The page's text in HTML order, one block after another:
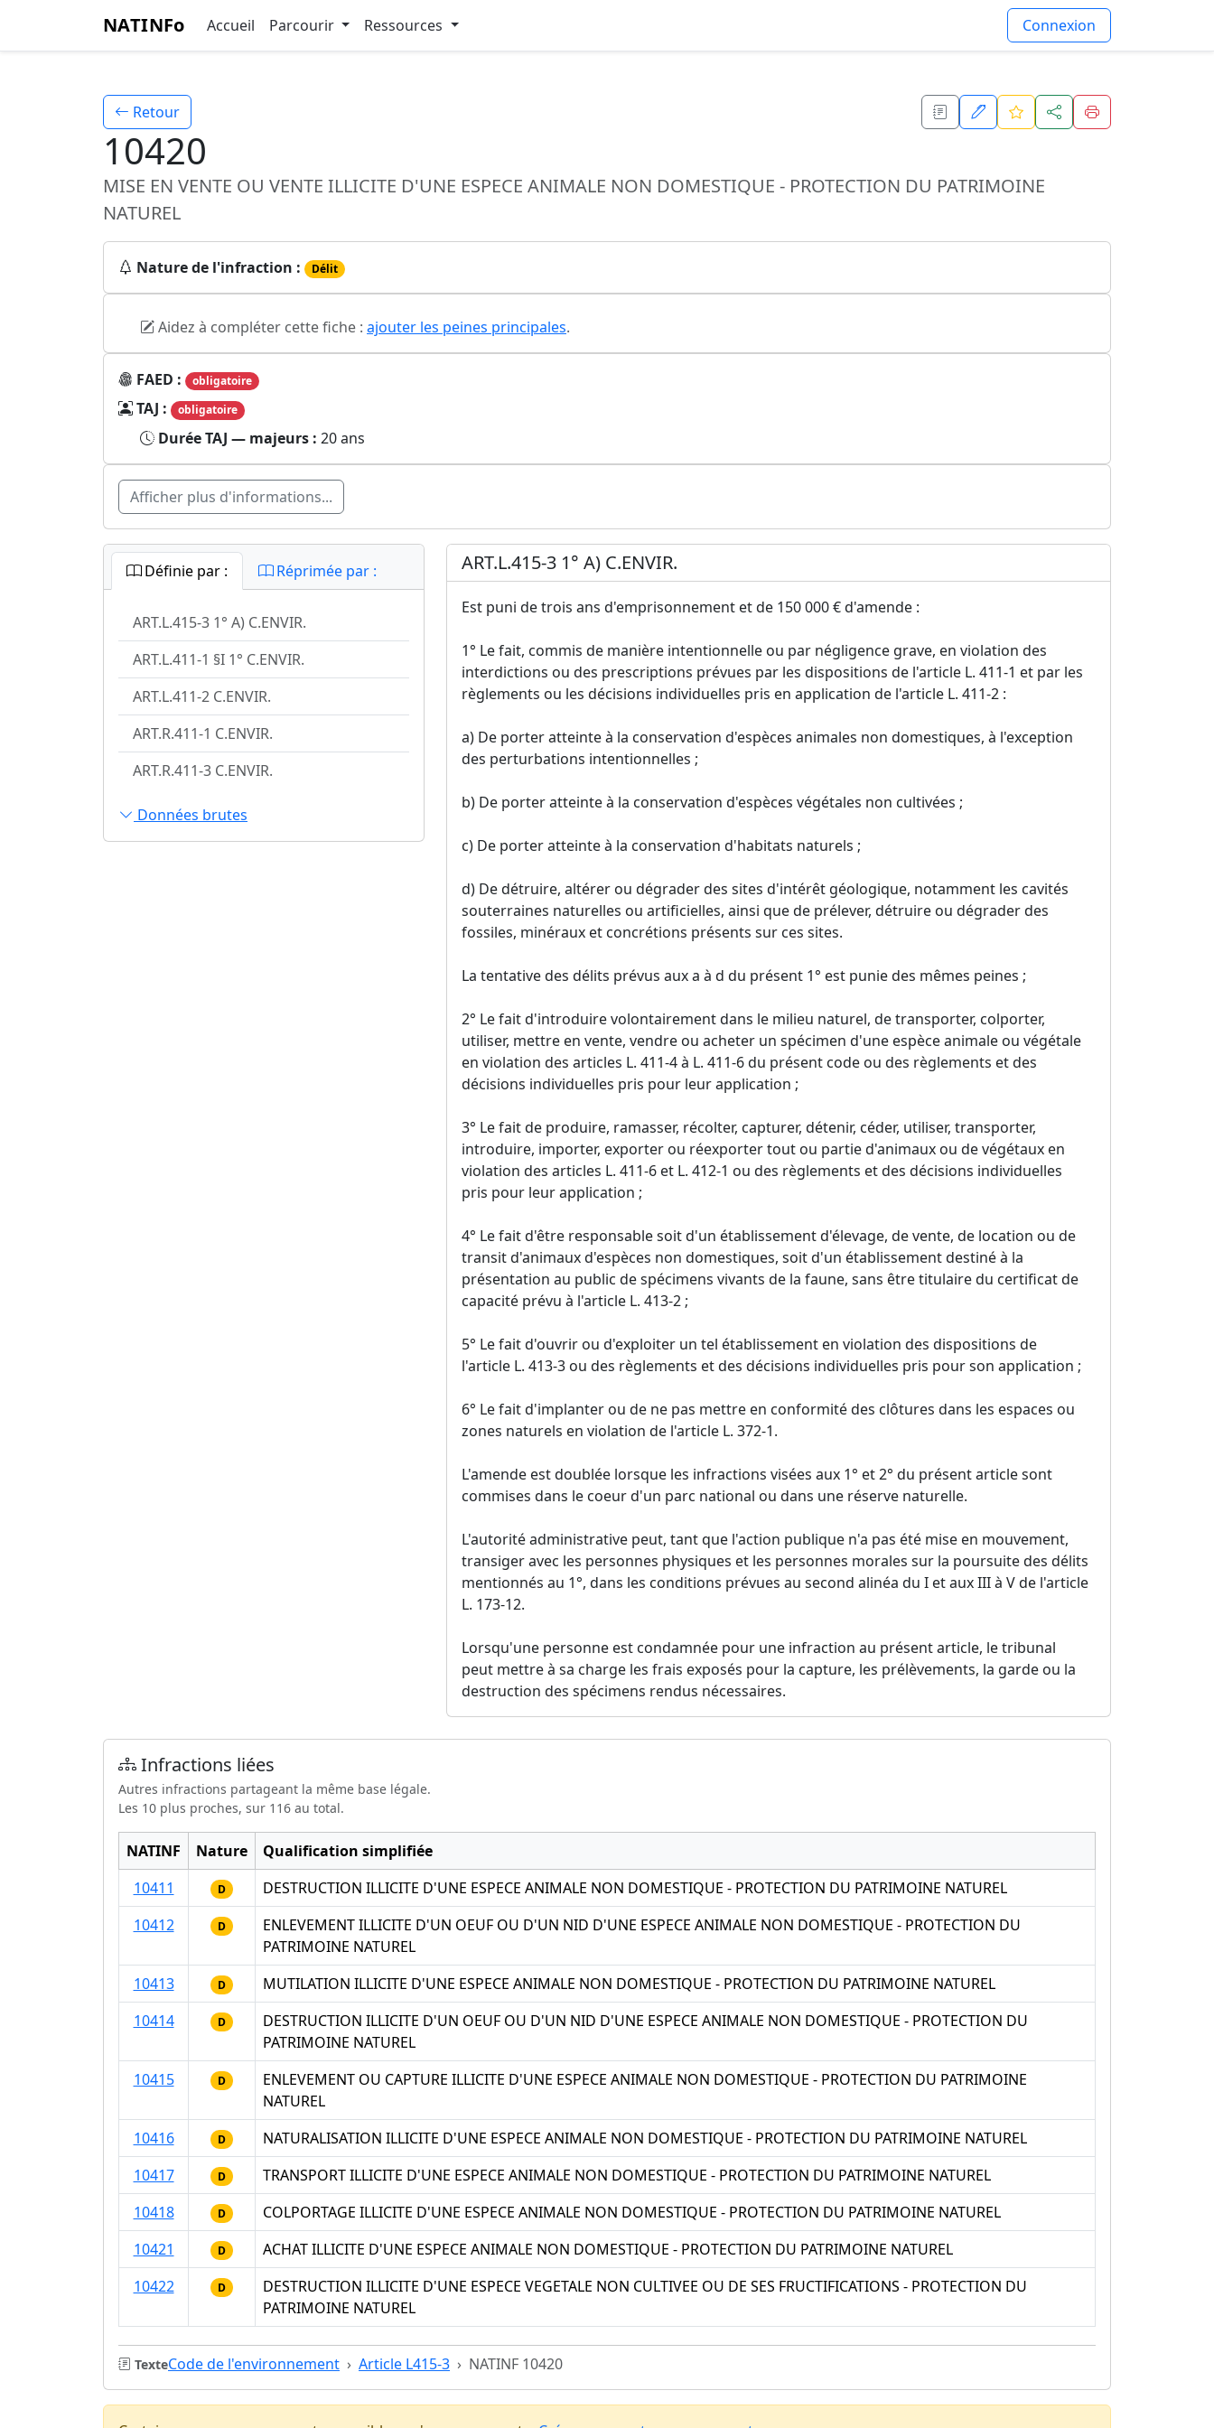
NATINFo Accueil Parcourir Ressources Connexion
Retour
10420
MISE EN VENTE OU VENTE ILLICITE D'UNE ESPECE ANIMALE NON DOMESTIQUE - PROTECTION DU PATRIMOINE
NATUREL
Nature de l'infraction : Délit
Aidez à compléter cette fiche : ajouter les peines principales.
FAED : obligatoire
TAJ : obligatoire
Durée TAJ — majeurs : 20 ans
Afficher plus d'informations...
Définie par : Réprimée par :
ART.L.415-3 1° A) C.ENVIR.
ART.L.411-1 §I 1° C.ENVIR.
ART.L.411-2 C.ENVIR.
ART.R.411-1 C.ENVIR.
ART.R.411-3 C.ENVIR.
Données brutes
ART.L.415-3 1° A) C.ENVIR.
Est puni de trois ans d'emprisonnement et de 150 000 € d'amende :
1° Le fait, commis de manière intentionnelle ou par négligence grave, en violation des
interdictions ou des prescriptions prévues par les dispositions de l'article L. 411-1 et par les
règlements ou les décisions individuelles pris en application de l'article L. 411-2 :
a) De porter atteinte à la conservation d'espèces animales non domestiques, à l'exception
des perturbations intentionnelles ;
b) De porter atteinte à la conservation d'espèces végétales non cultivées ;
c) De porter atteinte à la conservation d'habitats naturels ;
d) De détruire, altérer ou dégrader des sites d'intérêt géologique, notamment les cavités
souterraines naturelles ou artificielles, ainsi que de prélever, détruire ou dégrader des
fossiles, minéraux et concrétions présents sur ces sites.
La tentative des délits prévus aux a à d du présent 1° est punie des mêmes peines ;
2° Le fait d'introduire volontairement dans le milieu naturel, de transporter, colporter,
utiliser, mettre en vente, vendre ou acheter un spécimen d'une espèce animale ou végétale
en violation des articles L. 411-4 à L. 411-6 du présent code ou des règlements et des
décisions individuelles pris pour leur application ;
3° Le fait de produire, ramasser, récolter, capturer, détenir, céder, utiliser, transporter,
introduire, importer, exporter ou réexporter tout ou partie d'animaux ou de végétaux en
violation des articles L. 411-6 et L. 412-1 ou des règlements et des décisions individuelles
pris pour leur application ;
4° Le fait d'être responsable soit d'un établissement d'élevage, de vente, de location ou de
transit d'animaux d'espèces non domestiques, soit d'un établissement destiné à la
présentation au public de spécimens vivants de la faune, sans être titulaire du certificat de
capacité prévu à l'article L. 413-2 ;
5° Le fait d'ouvrir ou d'exploiter un tel établissement en violation des dispositions de
l'article L. 413-3 ou des règlements et des décisions individuelles pris pour son application ;
6° Le fait d'implanter ou de ne pas mettre en conformité des clôtures dans les espaces ou
zones naturels en violation de l'article L. 372-1.
L'amende est doublée lorsque les infractions visées aux 1° et 2° du présent article sont
commises dans le coeur d'un parc national ou dans une réserve naturelle.
L'autorité administrative peut, tant que l'action publique n'a pas été mise en mouvement,
transiger avec les personnes physiques et les personnes morales sur la poursuite des délits
mentionnés au 1°, dans les conditions prévues au second alinéa du I et aux III à V de l'article
L. 173-12.
Lorsqu'une personne est condamnée pour une infraction au présent article, le tribunal
peut mettre à sa charge les frais exposés pour la capture, les prélèvements, la garde ou la
destruction des spécimens rendus nécessaires.
Infractions liées
Autres infractions partageant la même base légale.
Les 10 plus proches, sur 116 au total.
NATINF Nature
Qualification simplifiée
10411
D
DESTRUCTION ILLICITE D'UNE ESPECE ANIMALE NON DOMESTIQUE - PROTECTION DU PATRIMOINE NATUREL
10412
D
ENLEVEMENT ILLICITE D'UN OEUF OU D'UN NID D'UNE ESPECE ANIMALE NON DOMESTIQUE - PROTECTION DU
PATRIMOINE NATUREL
10413
D
MUTILATION ILLICITE D'UNE ESPECE ANIMALE NON DOMESTIQUE - PROTECTION DU PATRIMOINE NATUREL
10414
D
DESTRUCTION ILLICITE D'UN OEUF OU D'UN NID D'UNE ESPECE ANIMALE NON DOMESTIQUE - PROTECTION DU
PATRIMOINE NATUREL
10415
D
ENLEVEMENT OU CAPTURE ILLICITE D'UNE ESPECE ANIMALE NON DOMESTIQUE - PROTECTION DU PATRIMOINE
NATUREL
10416
D
NATURALISATION ILLICITE D'UNE ESPECE ANIMALE NON DOMESTIQUE - PROTECTION DU PATRIMOINE NATUREL
10417
D
TRANSPORT ILLICITE D'UNE ESPECE ANIMALE NON DOMESTIQUE - PROTECTION DU PATRIMOINE NATUREL
10418
D
COLPORTAGE ILLICITE D'UNE ESPECE ANIMALE NON DOMESTIQUE - PROTECTION DU PATRIMOINE NATUREL
10421
D
ACHAT ILLICITE D'UNE ESPECE ANIMALE NON DOMESTIQUE - PROTECTION DU PATRIMOINE NATUREL
10422
D
DESTRUCTION ILLICITE D'UNE ESPECE VEGETALE NON CULTIVEE OU DE SES FRUCTIFICATIONS - PROTECTION DU
PATRIMOINE NATUREL
TexteCode de l'environnement Article L415-3 NATINF 10420